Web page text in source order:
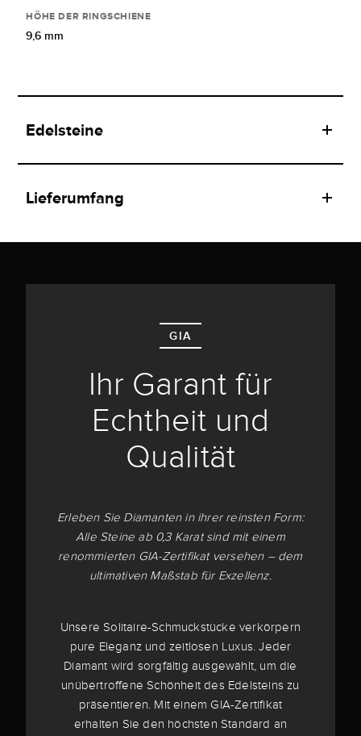
HÖHE DER RINGSCHIENE
9,6 mm
Edelsteine
Lieferumfang
GIA
Ihr Garant für
Echtheit und
Qualität
Erleben Sie Diamanten in ihrer reinsten Form:
Alle Steine ab 0,3 Karat sind mit einem
renommierten GIA-Zertifikat versehen – dem
ultimativen Maßstab für Exzellenz.
Unsere Solitaire-Schmuckstücke verkörpern
pure Eleganz und zeitlosen Luxus. Jeder
Diamant wird sorgfältig ausgewählt, um die
unübertroffene Schönheit des Edelsteins zu
präsentieren. Mit einem GIA-Zertifikat
erhalten Sie den höchsten Standard an